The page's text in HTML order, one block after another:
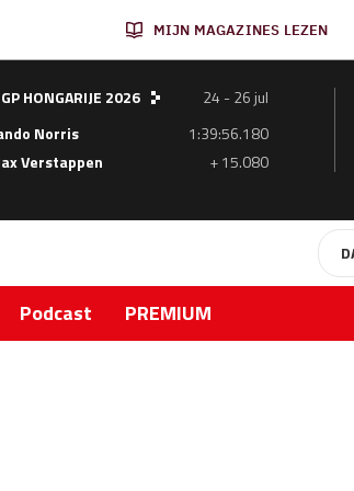
MIJN MAGAZINES LEZEN
GP HONGARIJE 2026
24 - 26 jul
Norris
1:39:56.180
Verstappen
+ 15.080
Podcast PREMIUM